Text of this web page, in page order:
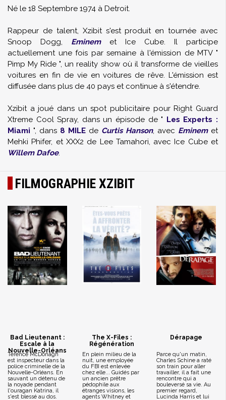
Né le 18 Septembre 1974 à Detroit.
Rappeur de talent, Xzibit s'est produit en tournée avec
Snoop Dogg, Eminemet Ice Cube. Il participe
actuellement une fois par semaine à l'émission de MTV "
Pimp My Ride ", un reality show où il transforme de vieilles
voitures en fin de vie en voitures de rêve. L'émission est
diffusée dans plus de 40 pays et continue à s'étendre.
Xzibit a joué dans un spot publicitaire pour Right Guard
Xtreme Cool Spray, dans un épisode de " Les Experts :
Miami ", dans 8 MILE de Curtis Hanson, avec Eminemet
Mehki Phifer, et XXX2 de Lee Tamahori, avec Ice Cube et
Willem Dafoe.
FILMOGRAPHIE XZIBIT
Bad Lieutenant :
Escale à la
Nouvelle-Orléans
Terence McDonagh
est inspecteur dans la
police criminelle de la
Nouvelle-Orléans. En
sauvant un détenu de
la noyade pendant
l'ouragan Katrina, il
s'est blessé au dos.
The X-Files :
Régénération
En plein milieu de la
nuit, une employée
du FBI est enlevée
chez elle... Guidés par
un ancien prêtre
pédophile aux
étranges visions, les
agents Whitney et
Dérapage
Parce qu'un matin,
Charles Schine a raté
son train pour aller
travailler, il a fait une
rencontre qui a
bouleversé sa vie. Au
premier regard,
Lucinda Harris et lui